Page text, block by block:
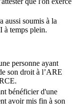
aussi soumis à la
à temps plein.
personne ayant
son droit à l’ARE
bénéficier d'une
avoir mis fin à son